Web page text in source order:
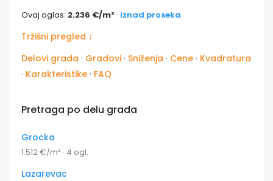
Ovaj oglas: 2.236 €/m² · iznad proseka
Tržišni pregled ↓
Delovi grada · Gradovi · Sniženja · Cene · Kvadratura
· Karakteristike · FAQ
Pretraga po delu grada
Grocka
1.512 €/m² · 4 ogl.
Lazarevac